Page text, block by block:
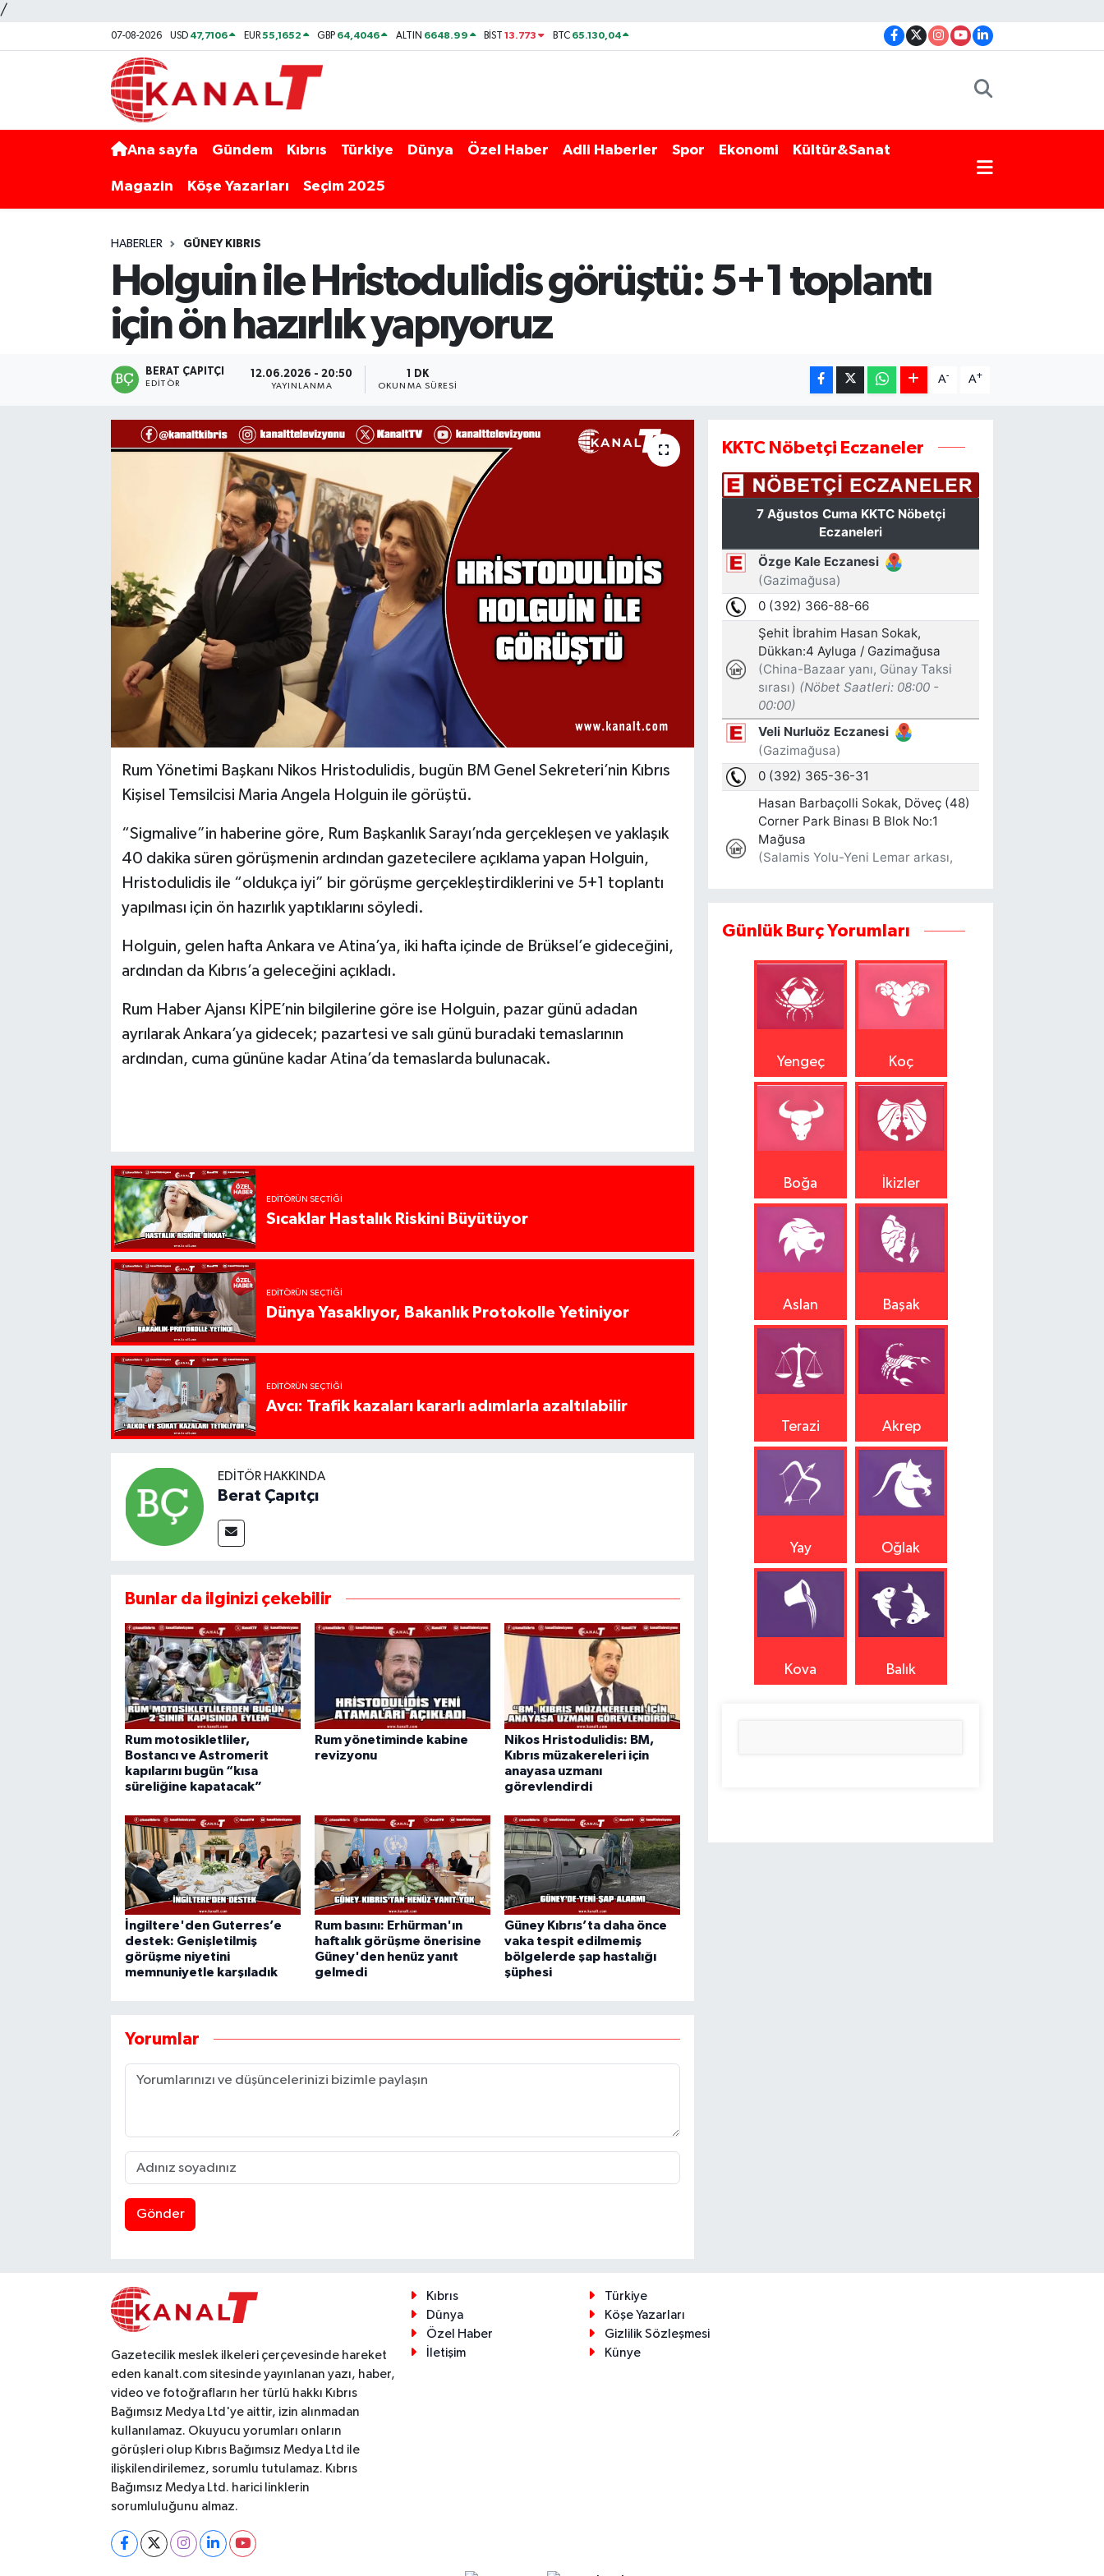
/
07-08-2026 USD 47,7106 EUR55,1652 GBP 64,4046 ALTIN 6648.99 BİST13.773 BTC 65.130,04
Ana sayfa Gündem Kıbrıs Türkiye Dünya Özel Haber Adli Haberler Spor Ekonomi Kültür&Sanat
Magazin Köşe Yazarları Seçim 2025
HABERLER GÜNEY KIBRIS
Holguin ile Hristodulidis görüştü: 5+1 toplantı
için ön hazırlık yapıyoruz
BERAT ÇAPITÇI
EDITÖR
12.06.2026 - 20:50
YAYINLANMA
1 DK
OKUNMA SÜRESI
A- A+
Rum Yönetimi Başkanı Nikos Hristodulidis, bugün BM Genel Sekreteri’nin Kıbrıs
Kişisel Temsilcisi Maria Angela Holguin ile görüştü.
“Sigmalive”in haberine göre, Rum Başkanlık Sarayı’nda gerçekleşen ve yaklaşık
40 dakika süren görüşmenin ardından gazetecilere açıklama yapan Holguin,
Hristodulidis ile “oldukça iyi” bir görüşme gerçekleştirdiklerini ve 5+1 toplantı
yapılması için ön hazırlık yaptıklarını söyledi.
Holguin, gelen hafta Ankara ve Atina’ya, iki hafta içinde de Brüksel’e gideceğini,
ardından da Kıbrıs’a geleceğini açıkladı.
Rum Haber Ajansı KİPE’nin bilgilerine göre ise Holguin, pazar günü adadan
ayrılarak Ankara’ya gidecek; pazartesi ve salı günü buradaki temaslarının
ardından, cuma gününe kadar Atina’da temaslarda bulunacak.
EDITÖRÜN SEÇTIĞI
Sıcaklar Hastalık Riskini Büyütüyor
EDITÖRÜN SEÇTIĞI
Dünya Yasaklıyor, Bakanlık Protokolle Yetiniyor
EDITÖRÜN SEÇTIĞI
Avcı: Trafik kazaları kararlı adımlarla azaltılabilir
EDITÖR HAKKINDA
Berat Çapıtçı
Bunlar da ilginizi çekebilir
Rum motosikletliler,
Bostancı ve Astromerit
kapılarını bugün “kısa
süreliğine kapatacak”
Rum yönetiminde kabine
revizyonu
Nikos Hristodulidis: BM,
Kıbrıs müzakereleri için
anayasa uzmanı
görevlendirdi
İngiltere'den Guterres’e
destek: Genişletilmiş
görüşme niyetini
memnuniyetle karşıladık
Rum basını: Erhürman'ın
haftalık görüşme önerisine
Güney'den henüz yanıt
gelmedi
Güney Kıbrıs’ta daha önce
vaka tespit edilmemiş
bölgelerde şap hastalığı
şüphesi
Yorumlar
Gönder
KKTC Nöbetçi Eczaneler
Günlük Burç Yorumları
Yengeç Koç
Boğa İkizler
Aslan Başak
Terazi Akrep
Yay Oğlak
Kova Balık
Gazetecilik meslek ilkeleri çerçevesinde hareket
eden kanalt.com sitesinde yayınlanan yazı, haber,
video ve fotoğrafların her türlü hakkı Kıbrıs
Bağımsız Medya Ltd'ye aittir, izin alınmadan
kullanılamaz. Okuyucu yorumları onların
görüşleri olup Kıbrıs Bağımsız Medya Ltd ile
ilişkilendirilemez, sorumlu tutulamaz. Kıbrıs
Bağımsız Medya Ltd. harici linklerin
sorumluluğunu almaz.
Kıbrıs
Türkiye
Dünya
Köşe Yazarları
Özel Haber
Gizlilik Sözleşmesi
İletişim
Künye